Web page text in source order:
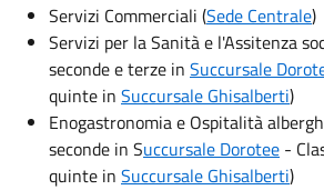
Servizi Commerciali (Sede Centrale)
Servizi per la Sanità e l'Assitenza
seconde e terze in Succursale
quinte in Succursale Ghisalberti)
Enogastronomia e Ospitalità
seconde in Succursale Dorotee -
quinte in Succursale Ghisalberti)